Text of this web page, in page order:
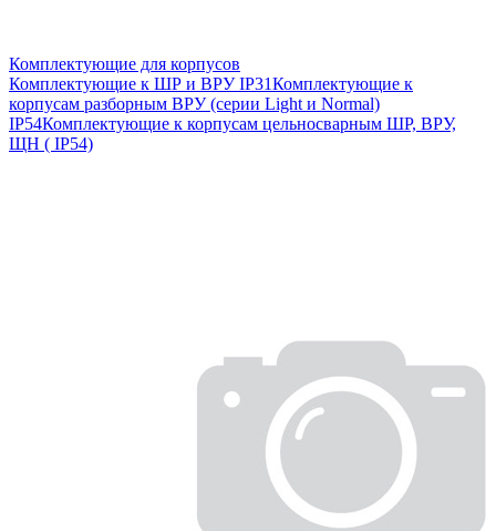
Комплектующие для корпусов
Комплектующие к ШР и ВРУ IP31Комплектующие к
корпусам разборным ВРУ (серии Light и Normal)
IP54Комплектующие к корпусам цельносварным ШР, ВРУ,
ЩН ( IP54)